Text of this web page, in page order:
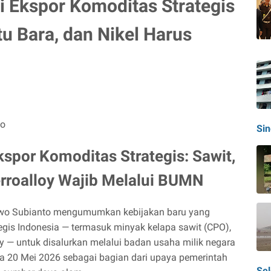
Ekspor Komoditas Strategis
Bara, dan Nikel Harus
Komoditas Strategis: Sawit,
Wajib Melalui BUMN
Subianto mengumumkan kebijakan baru yang
Indonesia — termasuk minyak kelapa sawit (CPO),
— untuk disalurkan melalui badan usaha milik negara
20 Mei 2026 sebagai bagian dari upaya pemerintah